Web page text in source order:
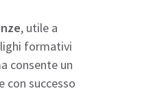
, utile a
formativi
consente un
con successo